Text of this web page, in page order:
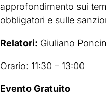
approfondimento sui
obbligatori e sulle
Relatori: Giuliano
Orario: 11:30 – 13:00
Evento Gratuito